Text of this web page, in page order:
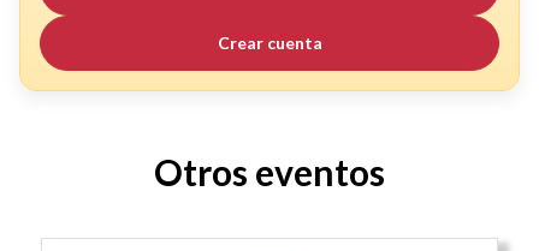
Crear cuenta
Otros eventos